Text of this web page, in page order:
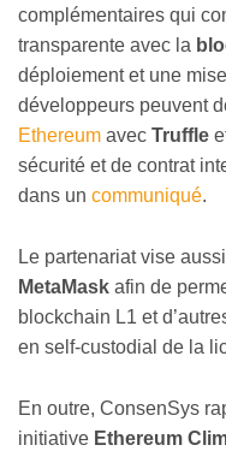
complémentaires qui
transparente avec la
déploiement et une
développeurs peuvent
Ethereum avec Truffle
sécurité et de contrat
dans un communiqué.
Le partenariat vise
MetaMask afin de
blockchain L1 et
en self-custodial de la
En outre, ConsenSys
initiative Ethereum